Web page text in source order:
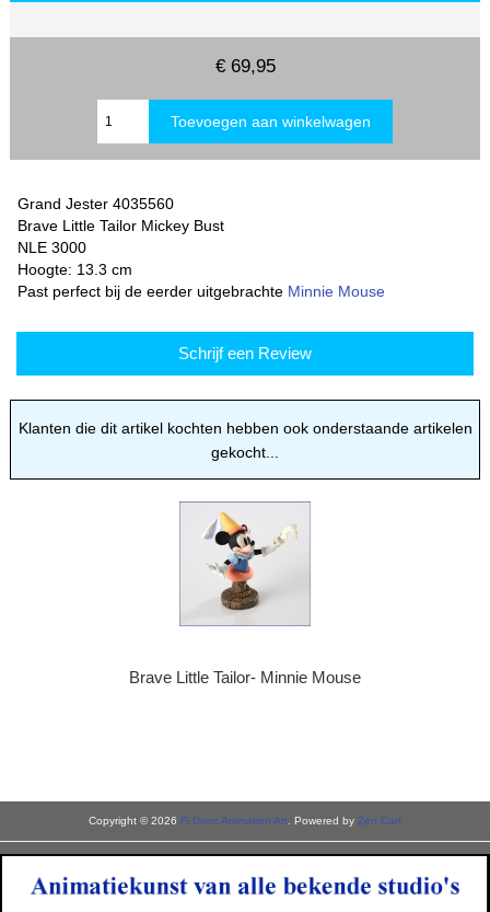
€ 69,95
Grand Jester 4035560
Brave Little Tailor Mickey Bust
NLE 3000
Hoogte: 13.3 cm
Past perfect bij de eerder uitgebrachte Minnie Mouse
Schrijf een Review
Klanten die dit artikel kochten hebben ook onderstaande artikelen
gekocht...
Brave Little Tailor- Minnie Mouse
Copyright © 2026 Fi Donc Animation Art. Powered by Zen Cart